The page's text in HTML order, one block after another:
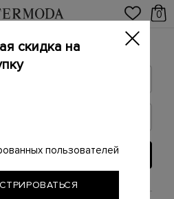
0
или
скидка на
пользователей